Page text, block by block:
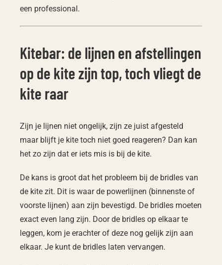
een professional.
Kitebar: de lijnen en afstellingen
op de kite zijn top, toch vliegt de
kite raar
Zijn je lijnen niet ongelijk, zijn ze juist afgesteld
maar blijft je kite toch niet goed reageren? Dan kan
het zo zijn dat er iets mis is bij de kite.
De kans is groot dat het probleem bij de bridles van
de kite zit. Dit is waar de powerlijnen (binnenste of
voorste lijnen) aan zijn bevestigd. De bridles moeten
exact even lang zijn. Door de bridles op elkaar te
leggen, kom je erachter of deze nog gelijk zijn aan
elkaar. Je kunt de bridles laten vervangen.